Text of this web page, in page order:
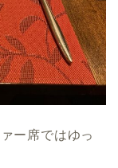
ー席ではゆっ